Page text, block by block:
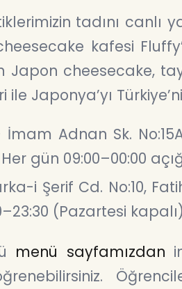
tadını canlı
kafesi
Japon cheesecake,
Japonya’yı
Adnan Sk.
gün 09:00–00:00
i Şerif Cd. No:10,
(Pazartesi
menü sayfamızdan